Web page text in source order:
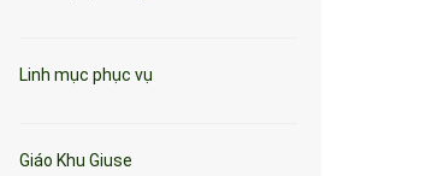
Linh mục phục vụ
Giáo Khu Giuse